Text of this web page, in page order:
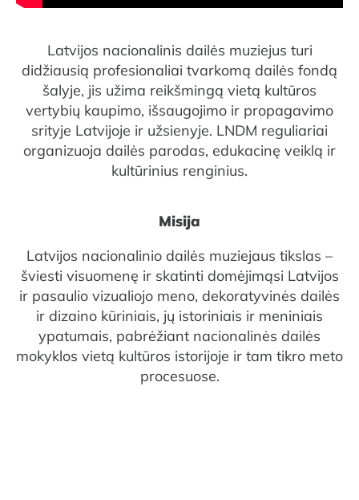
Latvijos nacionalinis dailės muziejus turi
didžiausią profesionaliai tvarkomą dailės fondą
šalyje, jis užima reikšmingą vietą kultūros
vertybių kaupimo, išsaugojimo ir propagavimo
srityje Latvijoje ir užsienyje. LNDM reguliariai
organizuoja dailės parodas, edukacinę veiklą ir
kultūrinius renginius.
Misija
Latvijos nacionalinio dailės muziejaus tikslas –
šviesti visuomenę ir skatinti domėjimąsi Latvijos
ir pasaulio vizualiojo meno, dekoratyvinės dailės
ir dizaino kūriniais, jų istoriniais ir meniniais
ypatumais, pabrėžiant nacionalinės dailės
mokyklos vietą kultūros istorijoje ir tam tikro meto
procesuose.